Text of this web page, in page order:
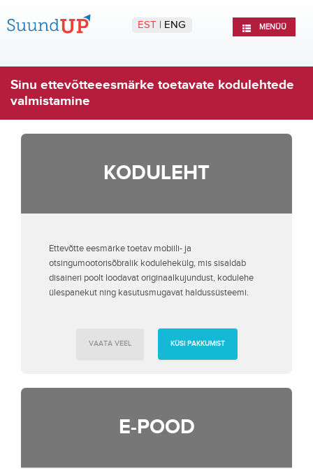
MENÜÜ
EST | ENG
Sinu ettevõtteeesmärke toetavate kodulehtede
valmistamine
KODULEHT
Ettevõtte eesmärke toetav mobiili- ja
otsingumootorisõbralik kodulehekülg, mis sisaldab
disaineri poolt loodavat originaalkujundust, kodulehe
ülespanekut ning kasutusmugavat haldussüsteemi.
VAATA VEEL KÜSI PAKKUMIST
E-POOD